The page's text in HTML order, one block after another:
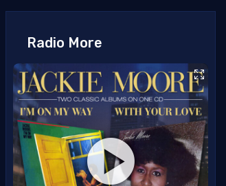
Radio More